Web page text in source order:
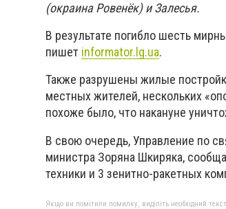
(окраина Ровенёк) и Залесья.
В результате погибло шесть
пишет informator.lg.ua.
Также разрушены жилые
местных жителей, нескольких
похоже было, что накануне
В свою очередь, Управление по
министра Зоряна Шкиряка,
техники и 3 зенитно-ракетных
Якщо ви помітили помилку, виділіть необхідний